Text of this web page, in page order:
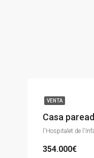
VENTA
354.000€